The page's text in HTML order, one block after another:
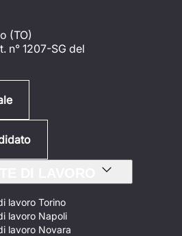
(TO)
n° 1207-SG del
lavoro Torino
lavoro Napoli
lavoro Novara